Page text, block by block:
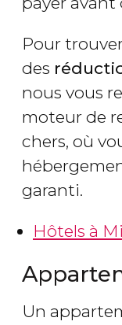
Pour
des
nous vous
moteur de
chers, où
garanti.
Hôtels à
Un